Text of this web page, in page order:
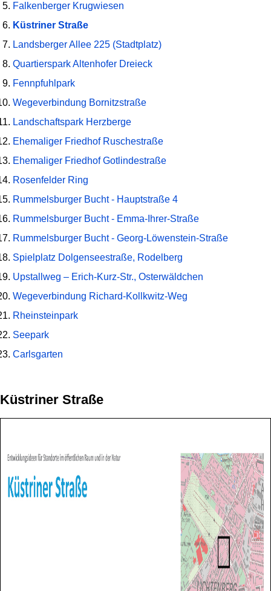
Falkenberger Krugwiesen
Küstriner Straße
Landsberger Allee 225 (Stadtplatz)
Quartierspark Altenhofer Dreieck
Fennpfuhlpark
Wegeverbindung Bornitzstraße
Landschaftspark Herzberge
Ehemaliger Friedhof Ruschestraße
Ehemaliger Friedhof Gotlindestraße
Rosenfelder Ring
Rummelsburger Bucht - Hauptstraße 4
Rummelsburger Bucht - Emma-Ihrer-Straße
Rummelsburger Bucht - Georg-Löwenstein-Straße
Spielplatz Dolgenseestraße, Rodelberg
Upstallweg – Erich-Kurz-Str., Osterwäldchen
Wegeverbindung Richard-Kollkwitz-Weg
Rheinsteinpark
Seepark
Carlsgarten
Küstriner Straße